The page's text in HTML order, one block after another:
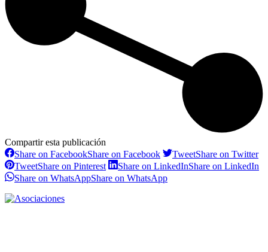
Compartir esta publicación
Share on FacebookShare on Facebook TweetShare on Twitter
TweetShare on Pinterest Share on LinkedInShare on LinkedIn
Share on WhatsAppShare on WhatsApp